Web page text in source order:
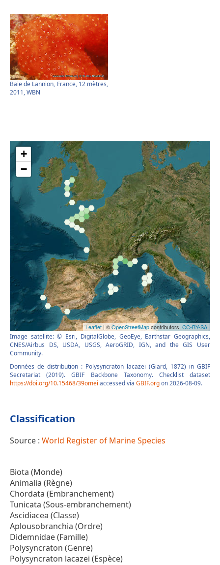
Baie de Lannion, France, 12 mètres,
2011, WBN
Image satellite: © Esri, DigitalGlobe, GeoEye, Earthstar Geographics,
CNES/Airbus DS, USDA, USGS, AeroGRID, IGN, and the GIS User
Community.
Données de distribution : Polysyncraton lacazei (Giard, 1872) in GBIF
Secretariat (2019). GBIF Backbone Taxonomy. Checklist dataset
https://doi.org/10.15468/39omei accessed via GBIF.orgon 2026-08-09.
Classification
Source : World Register of Marine Species
Biota (Monde)
Animalia (Règne)
Chordata (Embranchement)
Tunicata (Sous-embranchement)
Ascidiacea (Classe)
Aplousobranchia (Ordre)
Didemnidae (Famille)
Polysyncraton (Genre)
Polysyncraton lacazei (Espèce)